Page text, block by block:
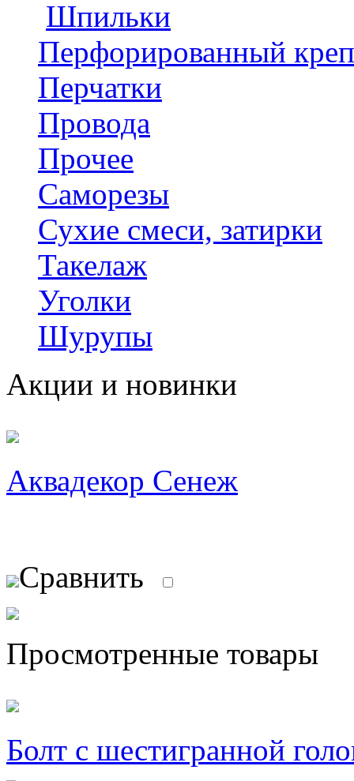
Шпильки
Перфорированный
Перчатки
Провода
Прочее
Саморезы
Сухие смеси, затирки
Такелаж
Уголки
Шурупы
Акции и новинки
Аквадекор Сенеж
Сравнить
Просмотренные товары
Болт с шестигранной